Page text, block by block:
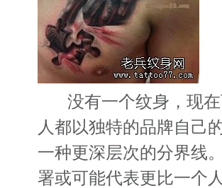
没有一个纹身，现在
人都以独特的品牌自己
一种更深层次的分界线
署或可能代表更比一个